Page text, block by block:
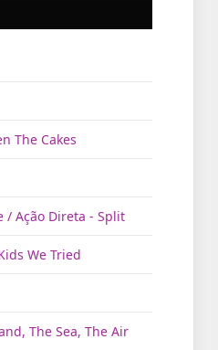
The Cakes
/ Ação Direta - Split
We Tried
The Sea, The Air